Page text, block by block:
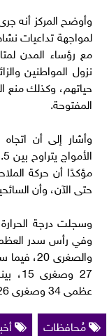
وأوضح المركز أنه
لمواجهة تداعيات
مع رؤساء المدن
نزول المواطنين
حياتهم، وكذلك
المفتوحة.
وأشار إلى أن اتجاه
مؤكدًا أن حركة
حتى الآن، وأن
والصغرى
27
عظمى 34 وصغرى 26.
مُحافظات